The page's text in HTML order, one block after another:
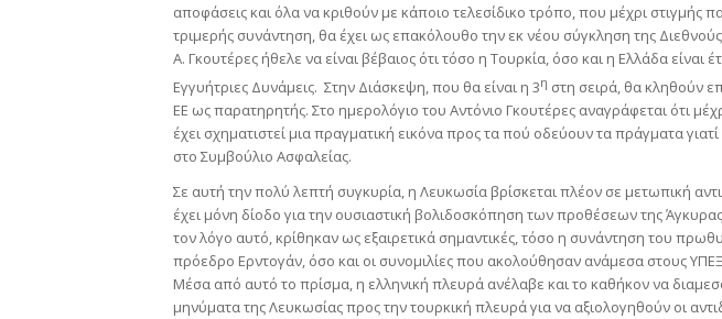
αποφάσεις και όλα να κριθούν με κάποιο τελεσίδικο τρόπο, που μέχρι στιγμής
τριμερής συνάντηση, θα έχει ως επακόλουθο την εκ νέου σύγκληση της
Α. Γκουτέρες ήθελε να είναι βέβαιος ότι τόσο η Τουρκία, όσο και η Ελλάδα είναι
Εγγυήτριες Δυνάμεις. Στην Διάσκεψη, που θα είναι η 3η στη σειρά, θα κληθούν
ΕΕ ως παρατηρητής. Στο ημερολόγιο του Αντόνιο Γκουτέρες αναγράφεται ότι
έχει σχηματιστεί μια πραγματική εικόνα προς τα πού οδεύουν τα πράγματα
στο Συμβούλιο Ασφαλείας.
Σε αυτή την πολύ λεπτή συγκυρία, η Λευκωσία βρίσκεται πλέον σε μετωπική
έχει μόνη δίοδο για την ουσιαστική βολιδοσκόπηση των προθέσεων της
τον λόγο αυτό, κρίθηκαν ως εξαιρετικά σημαντικές, τόσο η συνάντηση του
πρόεδρο Ερντογάν, όσο και οι συνομιλίες που ακολούθησαν ανάμεσα στους
Μέσα από αυτό το πρίσμα, η ελληνική πλευρά ανέλαβε και το καθήκον να
μηνύματα της Λευκωσίας προς την τουρκική πλευρά για να αξιολογηθούν οι